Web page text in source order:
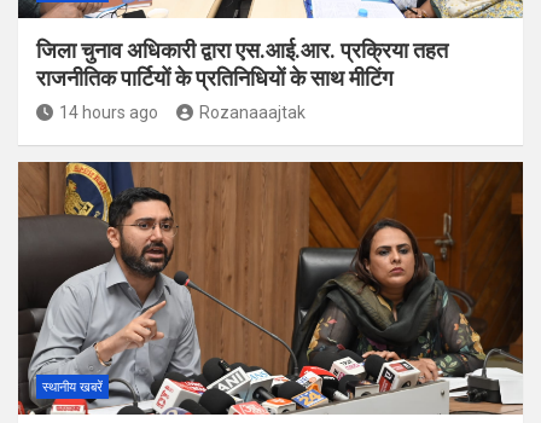
जिला चुनाव अधिकारी द्वारा एस.आई.आर. प्रक्रिया तहत
राजनीतिक पार्टियों के प्रतिनिधियों के साथ मीटिंग
14 hours ago Rozanaaajtak
स्थानीय खबरें